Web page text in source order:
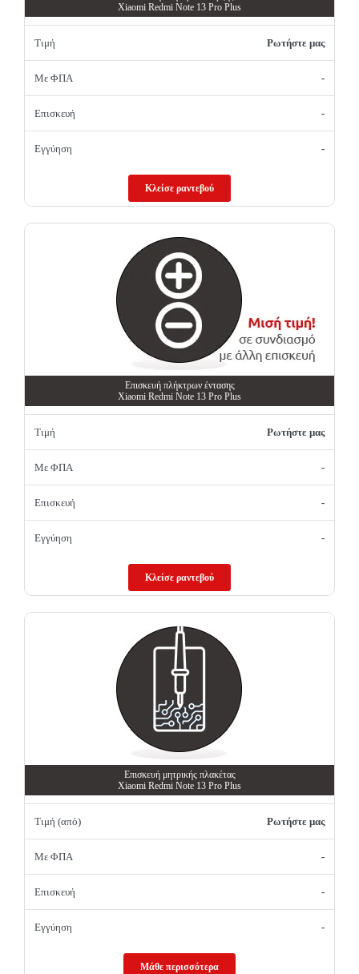
Xiaomi Redmi Note 13 Pro Plus
Τιμή Ρωτήστε μας
Με ΦΠΑ -
Επισκευή -
Εγγύηση -
Κλείσε ραντεβού
Επισκευή πλήκτρων έντασης
Xiaomi Redmi Note 13 Pro Plus
Τιμή Ρωτήστε μας
Με ΦΠΑ -
Επισκευή -
Εγγύηση -
Κλείσε ραντεβού
Επισκευή μητρικής πλακέτας
Xiaomi Redmi Note 13 Pro Plus
Τιμή (από) Ρωτήστε μας
Με ΦΠΑ -
Επισκευή -
Εγγύηση -
Μάθε περισσότερα